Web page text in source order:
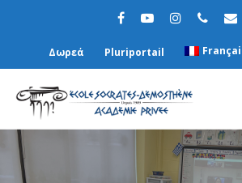
Δωρεά Pluriportail
Hit enter to search or ESC